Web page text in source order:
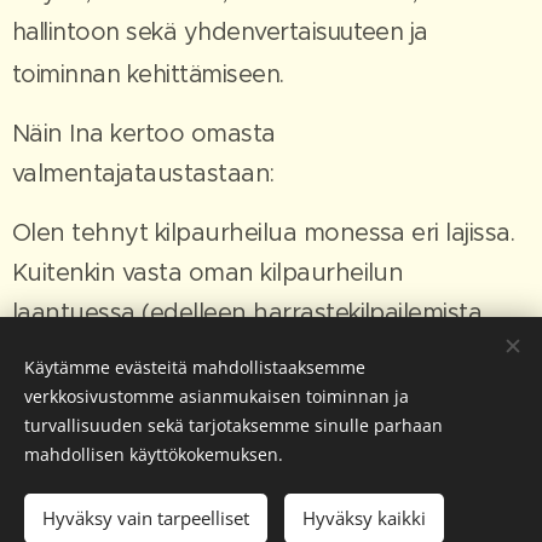
hallintoon sekä yhdenvertaisuuteen ja
toiminnan kehittämiseen.
Näin Ina kertoo omasta
valmentajataustastaan:
Olen tehnyt kilpaurheilua monessa eri lajissa.
Kuitenkin vasta oman kilpaurheilun
laantuessa (edelleen harrastekilpailemista,
mutta enemmän hauskan pidon merkeissä)
aikaa ja energiaa vapautui valmentajuuden
kehittämiseen.
Ohjaamisen aloitin ensin painonnoston
puolella ja sen jälkeen mukaan tuli CrossFit
Käytämme evästeitä mahdollistaaksemme
verkkosivustomme asianmukaisen toiminnan ja
turvallisuuden sekä tarjotaksemme sinulle parhaan
mahdollisen käyttökokemuksen.
Hyväksy vain tarpeelliset Hyväksy kaikki